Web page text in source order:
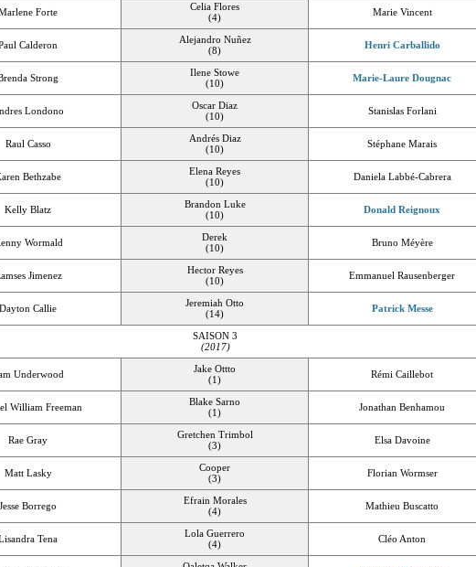
Forte
Celia Flores
(4)
Marie Vincent
Calderon
Alejandro Nuñez
(8)
Henri Carballido
Strong
Ilene Stowe
(10)
Marie-Laure Dougnac
Londono
Oscar Diaz
(10)
Stanislas Forlani
Raul Casso
Andrés Diaz
(10)
Stéphane Marais
Bethzabe
Elena Reyes
(10)
Daniela Labbé-Cabrera
Kelly Blatz
Brandon Luke
(10)
Donald Reignoux
Wormald
Derek
(10)
Bruno Méyère
Jimenez
Hector Reyes
(10)
Emmanuel Rausenberger
Dayton Callie
Jeremiah Otto
(14)
Patrick Messe
SAISON 3
(2017)
Underwood
Jake Ottto
(1)
Rémi Caillebot
William Freeman
Blake Sarno
(1)
Jonathan Benhamou
Rae Gray
Gretchen Trimbol
(3)
Elsa Davoine
Matt Lasky
Cooper
(3)
Florian Wormser
Jesse Borrego
Efrain Morales
(4)
Mathieu Buscatto
Tena
Lola Guerrero
(4)
Cléo Anton